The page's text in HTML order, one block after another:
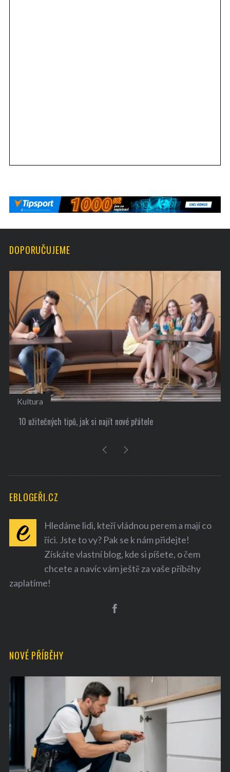
DOPORUČUJEME
Kultura
10 užitečných tipů, jak si najít nové přátele
EBLOGEŘI.CZ
Hledáme lidi, kteří vládnou perem a mají co
říci. Jste to vy? Pak se k nám přidejte!
Získáte vlastní blog, kde si píšete, o čem
chcete a navíc vám ještě za vaše příběhy
zaplatíme!
NOVÉ PŘÍBĚHY